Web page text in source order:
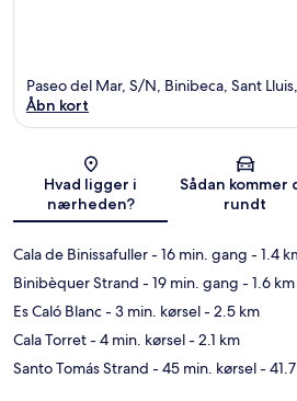
Kort
Paseo del Mar, S/N, Binibeca, Sant
Åbn kort
Hvad ligger i
nærheden?
Sådan kommer
rundt
Cala de Binissafuller- 16 min. gang - 1.4
Binibèquer Strand - 19 min. gang - 1.6 km
Es Caló Blanc- 3 min. kørsel- 2.5 km
Cala Torret- 4 min. kørsel- 2.1 km
Santo Tomás Strand - 45 min. kørsel-